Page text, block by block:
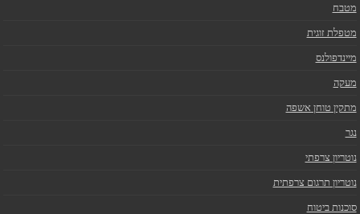
מטבח
מטפלת זוגית
מיינדפולנס
מעקה
מתקין טוחן אשפה
נגר
נוטריון צרפתי
נוטריון תרגום צרפתית
סוכנות ביטוח